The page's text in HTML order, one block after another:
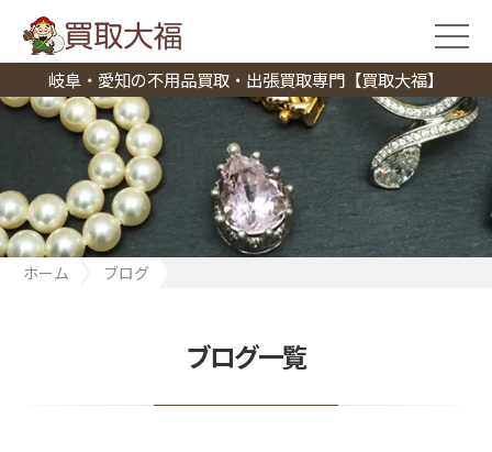
岐阜・愛知の不用品買取・出張買取専門【買取大福】
ホーム
ブログ
ブログ一覧